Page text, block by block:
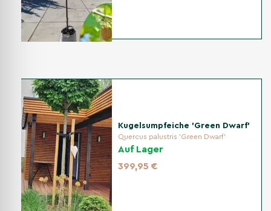
Pflanzzeit
ganze Jahr über gesetzt werden.
Bodenvorbereitung
Der Boden sollte nährstoffreich und gut durchlässig sein.
Eine Mischung aus Gartenboden und Kompost sorgt für
optimale Wachstumsbedingungen.
Kugelsumpfeiche 'Green Dwarf'
Quercus palustris 'Green Dwarf'
Auf Lager
399,95 €